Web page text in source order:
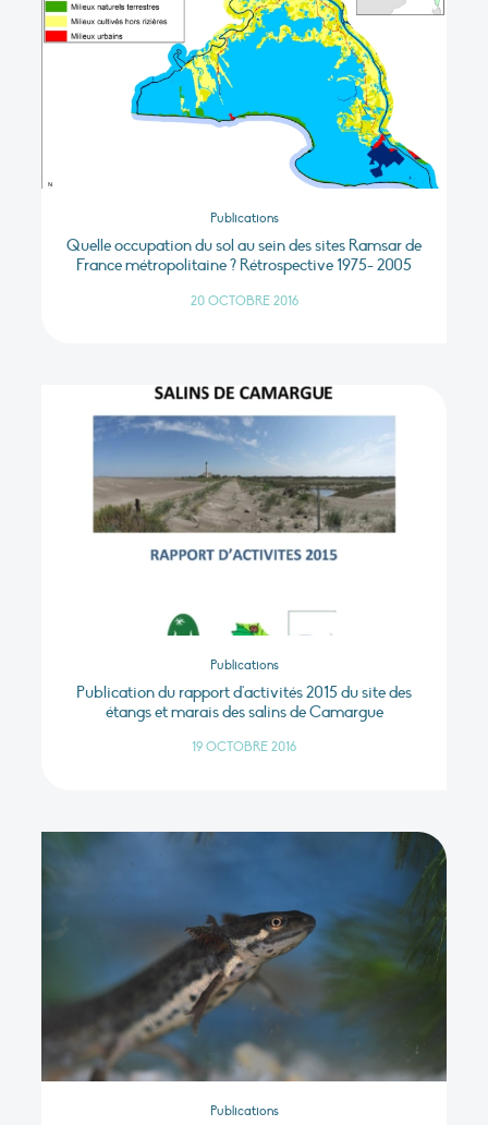
Publications
Quelle occupation du sol au sein des sites Ramsar de
France métropolitaine ? Rétrospective 1975- 2005
20 OCTOBRE 2016
Publications
Publication du rapport d'activités 2015 du site des
étangs et marais des salins de Camargue
19 OCTOBRE 2016
Publications